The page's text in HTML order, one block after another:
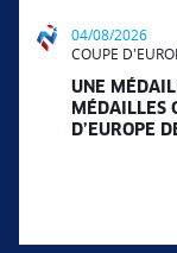
04/08/2026
COUPE
UNE
MÉDAILLES
D’EUROPE